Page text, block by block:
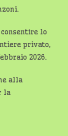
lo
privato,
2026.
alla
la